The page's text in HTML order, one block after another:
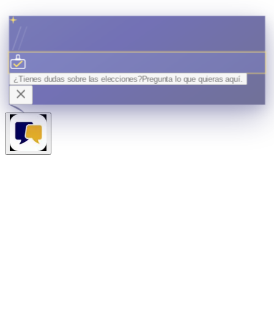
¿Tienes dudas sobre las elecciones?Pregunta lo que quierasaquí.